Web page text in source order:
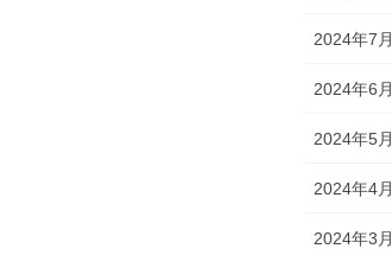
2024年7月
2024年6月
2024年5月
2024年4月
2024年3月